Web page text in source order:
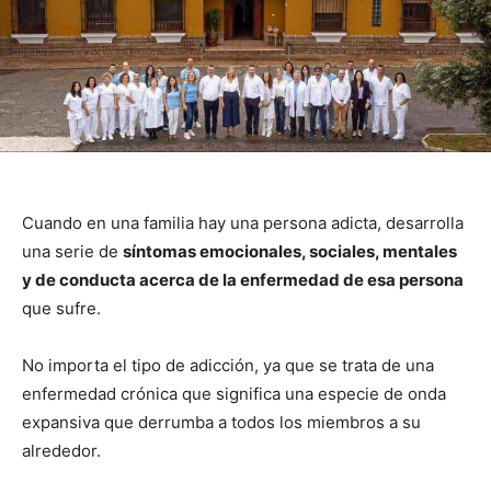
Cuando en una familia hay una persona adicta, desarrolla
una serie de síntomas emocionales, sociales, mentales
y de conducta acerca de la enfermedad de esa persona
que sufre.
No importa el tipo de adicción, ya que se trata de una
enfermedad crónica que significa una especie de onda
expansiva que derrumba a todos los miembros a su
alrededor.